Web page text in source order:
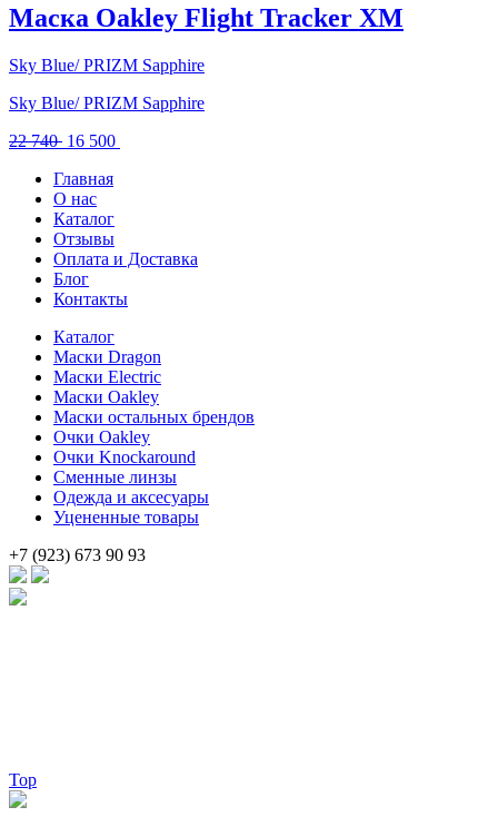
790 .
500 .
Маска Oakley Flight Tracker XM
Sky Blue/ PRIZM Sapphire
Sky Blue/ PRIZM Sapphire
22 740 Первоначальная
составляла
22
740 .
16 500
Главная
О нас
Каталог
Отзывы
Оплата и Доставка
Блог
Контакты
Каталог
Маски Dragon
Маски Electric
Маски Oakley
Маски остальных брендов
Очки Oakley
Очки Knockaround
Сменные линзы
Одежда и аксесуары
Уцененные товары
+7 (923) 673 90 93
Top